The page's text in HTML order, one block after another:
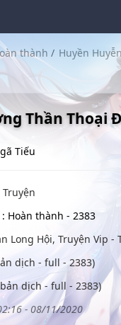
thành / Huyền Huyễn
Thần Thoại
Tiếu
Truyện
: Hoàn thành - 2383
Long Hội, Truyện Vip -
dịch - full - 2383)
dịch - full - 2383)
- 08/11/2020